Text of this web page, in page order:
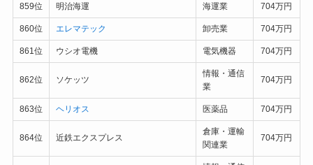
859位 明治海運 海運業 704万円
860位 エレマテック 卸売業 704万円
861位 ウシオ電機 電気機器 704万円
862位 ソケッツ
情報・通信
業
704万円
863位 ヘリオス 医薬品 704万円
864位 近鉄エクスプレス
倉庫・運輸
関連業
704万円